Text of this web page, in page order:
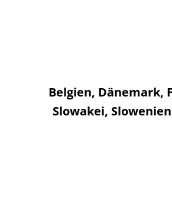
Belgien, Dänemark,
Slowakei,